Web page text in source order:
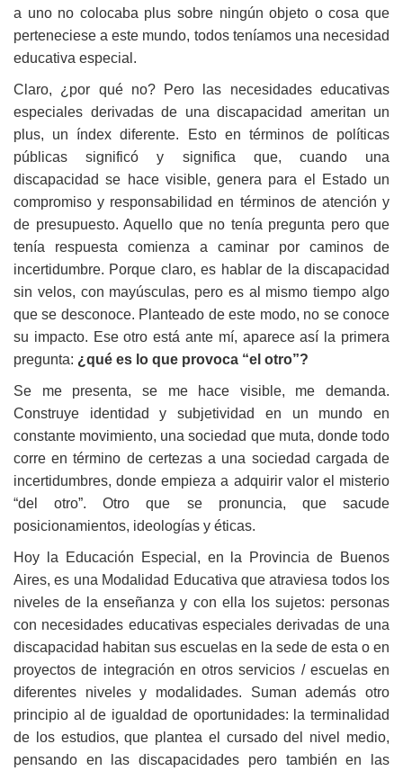
a uno no colocaba plus sobre ningún objeto o cosa que
perteneciese a este mundo, todos teníamos una necesidad
educativa especial.
Claro, ¿por qué no? Pero las necesidades educativas
especiales derivadas de una discapacidad ameritan un
plus, un índex diferente. Esto en términos de políticas
públicas significó y significa que, cuando una
discapacidad se hace visible, genera para el Estado un
compromiso y responsabilidad en términos de atención y
de presupuesto. Aquello que no tenía pregunta pero que
tenía respuesta comienza a caminar por caminos de
incertidumbre. Porque claro, es hablar de la discapacidad
sin velos, con mayúsculas, pero es al mismo tiempo algo
que se desconoce. Planteado de este modo, no se conoce
su impacto. Ese otro está ante mí, aparece así la primera
pregunta: ¿qué es lo que provoca “el otro”?
Se me presenta, se me hace visible, me demanda.
Construye identidad y subjetividad en un mundo en
constante movimiento, una sociedad que muta, donde todo
corre en término de certezas a una sociedad cargada de
incertidumbres, donde empieza a adquirir valor el misterio
“del otro”. Otro que se pronuncia, que sacude
posicionamientos, ideologías y éticas.
Hoy la Educación Especial, en la Provincia de Buenos
Aires, es una Modalidad Educativa que atraviesa todos los
niveles de la enseñanza y con ella los sujetos: personas
con necesidades educativas especiales derivadas de una
discapacidad habitan sus escuelas en la sede de esta o en
proyectos de integración en otros servicios / escuelas en
diferentes niveles y modalidades. Suman además otro
principio al de igualdad de oportunidades: la terminalidad
de los estudios, que plantea el cursado del nivel medio,
pensando en las discapacidades pero también en las